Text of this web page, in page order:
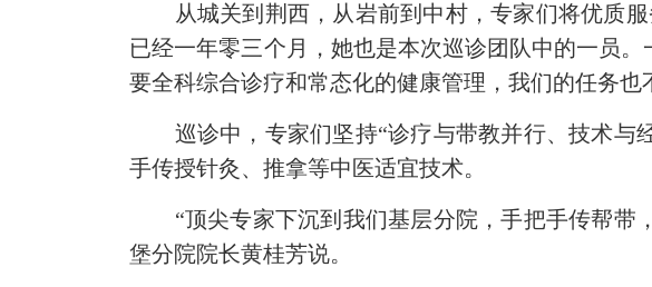
从城关到荆西，从岩前到中村，专家们将优质服
已经一年零三个月，她也是本次巡诊团队中的一员
要全科综合诊疗和常态化的健康管理，我们的任务也
巡诊中，专家们坚持“诊疗与带教并行、技术与
手传授针灸、推拿等中医适宜技术。
“顶尖专家下沉到我们基层分院，手把手传帮带
堡分院院长黄桂芳说。